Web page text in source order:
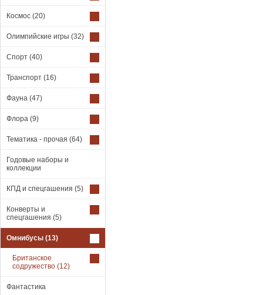
Космос (20)
Олимпийские игры (32)
Спорт (40)
Транспорт (16)
Фауна (47)
Флора (9)
Тематика - прочая (64)
Годовые наборы и
коллекции
КПД и спецгашения (5)
Конверты и
спецгашения (5)
Омнибусы (13)
Британское
содружество (12)
Фантастика